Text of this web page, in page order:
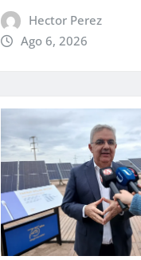
Hector Perez
Ago 6, 2026